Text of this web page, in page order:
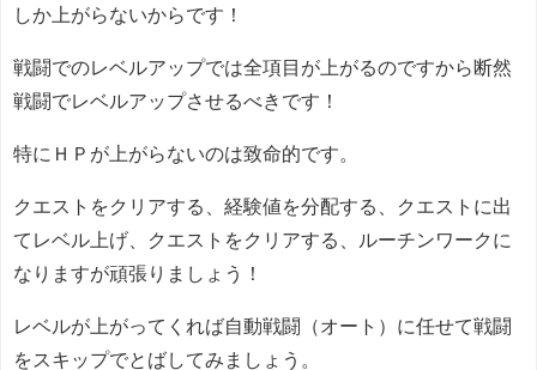
しか上がらないからです！
戦闘でのレベルアップでは全項目が上がるのですから断然
戦闘でレベルアップさせるべきです！
特にＨＰが上がらないのは致命的です。
クエストをクリアする、経験値を分配する、クエストに出
てレベル上げ、クエストをクリアする、ルーチンワークに
なりますが頑張りましょう！
レベルが上がってくれば自動戦闘（オート）に任せて戦闘
をスキップでとばしてみましょう。